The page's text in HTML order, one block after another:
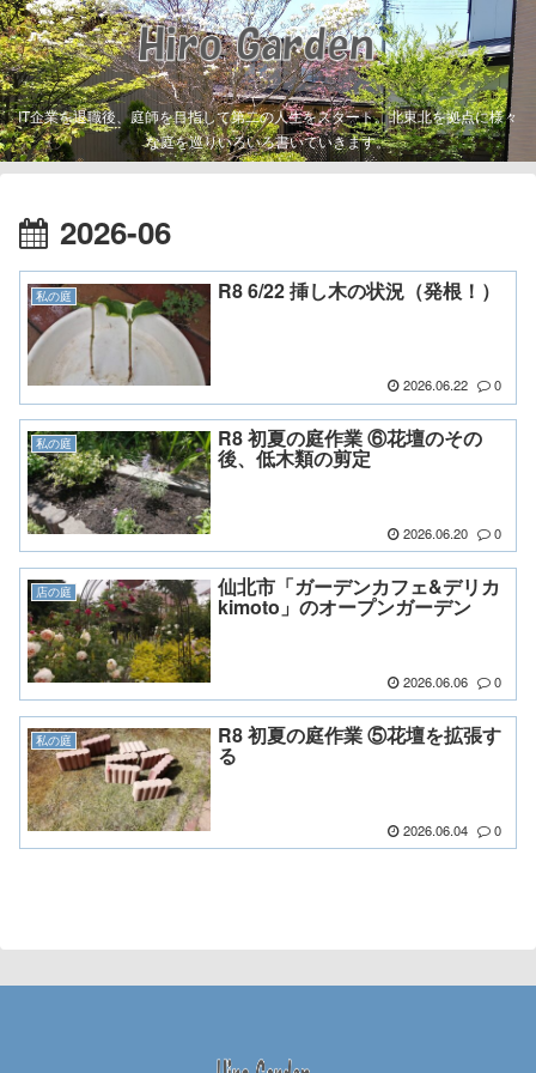
IT企業を退職後、庭師を目指して第二の人生をスタート。北東北を拠点に様々
な庭を巡りいろいろ書いていきます。
2026-06
私の庭 R8 6/22 挿し木の状況（発根！）
2026.06.22 0
私の庭 R8 初夏の庭作業 ⑥花壇のその
後、低木類の剪定
2026.06.20 0
店の庭 仙北市「ガーデンカフェ&デリカ
kimoto」のオープンガーデン
2026.06.06 0
私の庭 R8 初夏の庭作業 ⑤花壇を拡張す
る
2026.06.04 0